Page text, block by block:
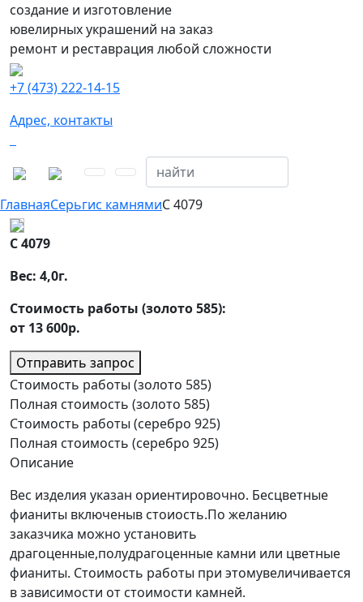
создание и изготовление
ювелирных украшений на заказ
ремонт и реставрация любой сложности
+7 (473) 222-14-15
Адрес, контакты
ГлавнаяСерьгис камнямиС 4079
С 4079
Вес: 4,0г.
Стоимость работы (золото 585):
от 13 600р.
Отправить запрос
Стоимость работы (золото 585)
Полная стоимость (золото 585)
Стоимость работы (серебро 925)
Полная стоимость (серебро 925)
Описание
Вес изделия указан ориентировочно. Бесцветные
фианиты включеныв стоиость.По желанию
заказчика можно установить
драгоценные,полудрагоценные камни или цветные
фианиты. Стоимость работы при этомувеличивается
в зависимости от стоимости камней.